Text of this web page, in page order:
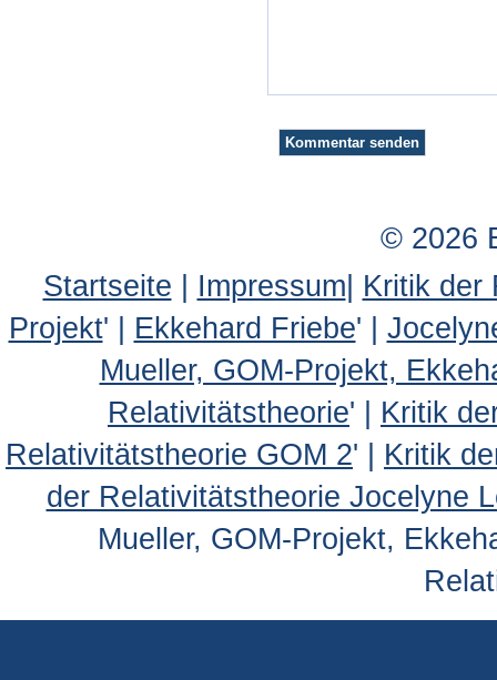
© 2026
Startseite | Impressum| Kritik der
Projekt' | Ekkehard Friebe' |
Mueller, GOM-Projekt,
Relativitätstheorie' | Kritik
Relativitätstheorie GOM 2' | Kritik
der Relativitätstheorie Jocelyne
Mueller, GOM-Projekt,